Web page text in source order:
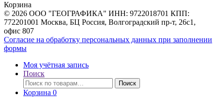
Корзина
© 2026 ООО "ГЕОГРАФИКА" ИНН: 9722018701 КПП:
772201001 Москва, БЦ Россия, Волгоградский пр-т, 26с1,
офис 807
Согласие на обработку персональных данных при заполнении
формы
Моя учётная запись
Поиск
Искать:
Поиск
Корзина 0